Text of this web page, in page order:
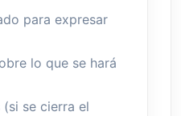
para expresar
lo que se hará
se cierra el